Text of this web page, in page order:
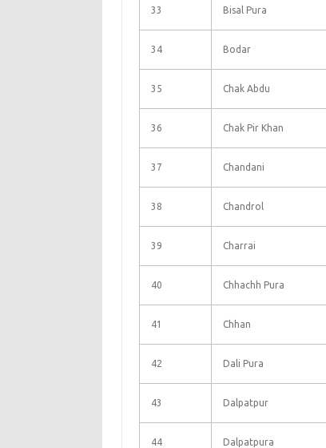
33 Bisal Pura
34 Bodar
35 Chak Abdu
36 Chak Pir Khan
37 Chandani
38 Chandrol
39 Charrai
40 Chhachh Pura
41 Chhan
42 Dali Pura
43 Dalpatpur
44 Dalpatpura